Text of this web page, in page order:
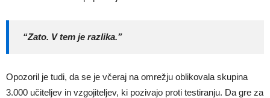
“Zato. V tem je razlika.”
Opozoril je tudi, da se je včeraj na omrežju oblikovala skupina
3.000 učiteljev in vzgojiteljev, ki pozivajo proti testiranju. Da gre za